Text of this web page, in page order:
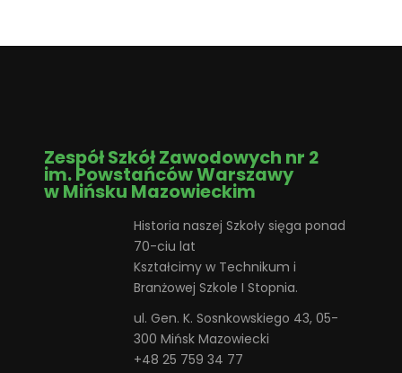
Zespół Szkół Zawodowych nr 2
im. Powstańców Warszawy
w Mińsku Mazowieckim
Historia naszej Szkoły sięga ponad
70-ciu lat
Kształcimy w Technikum i
Branżowej Szkole I Stopnia.
ul. Gen. K. Sosnkowskiego 43, 05-
300 Mińsk Mazowiecki
+48 25 759 34 77